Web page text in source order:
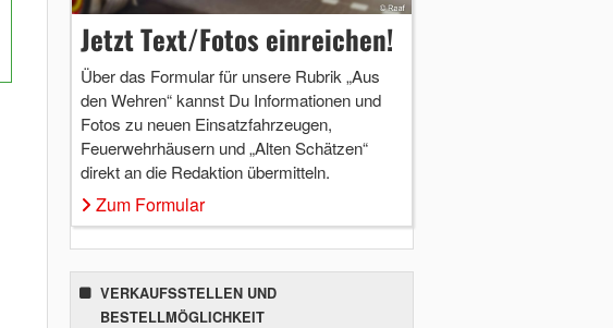
Jetzt Text/Fotos einreichen!
Über das Formular für unsere Rubrik „Aus
den Wehren“ kannst Du Informationen und
Fotos zu neuen Einsatzfahrzeugen,
Feuerwehrhäusern und „Alten Schätzen“
direkt an die Redaktion übermitteln.
Zum Formular
VERKAUFSSTELLEN UND
BESTELLMÖGLICHKEIT